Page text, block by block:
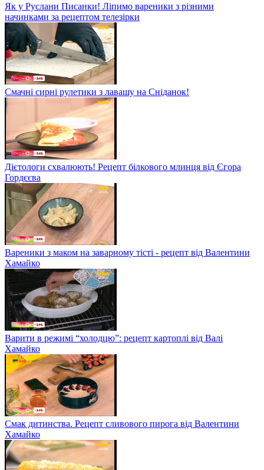
Як у Руслани Писанки! Ліпимо вареники з різними
начинками за рецептом телезірки
Смачні сирні рулетики з лавашу на Сніданок!
Дієтологи схвалюють! Рецепт білкового млинця від Єгора
Гордєєва
Вареники з маком на заварному тісті - рецепт від Валентини
Хамайко
Варити в режимі “холодцю”: рецепт картоплі від Валі
Хамайко
Смак дитинства. Рецепт сливового пирога від Валентини
Хамайко